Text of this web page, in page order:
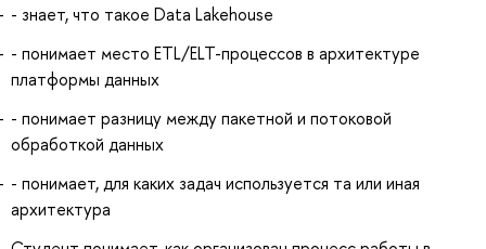
- знает, что такое Data Lakehouse
- понимает место ETL/ELT-процессов в архитектуре
платформы данных
- понимает разницу между пакетной и потоковой
обработкой данных
- понимает, для каких задач используется та или иная
архитектура